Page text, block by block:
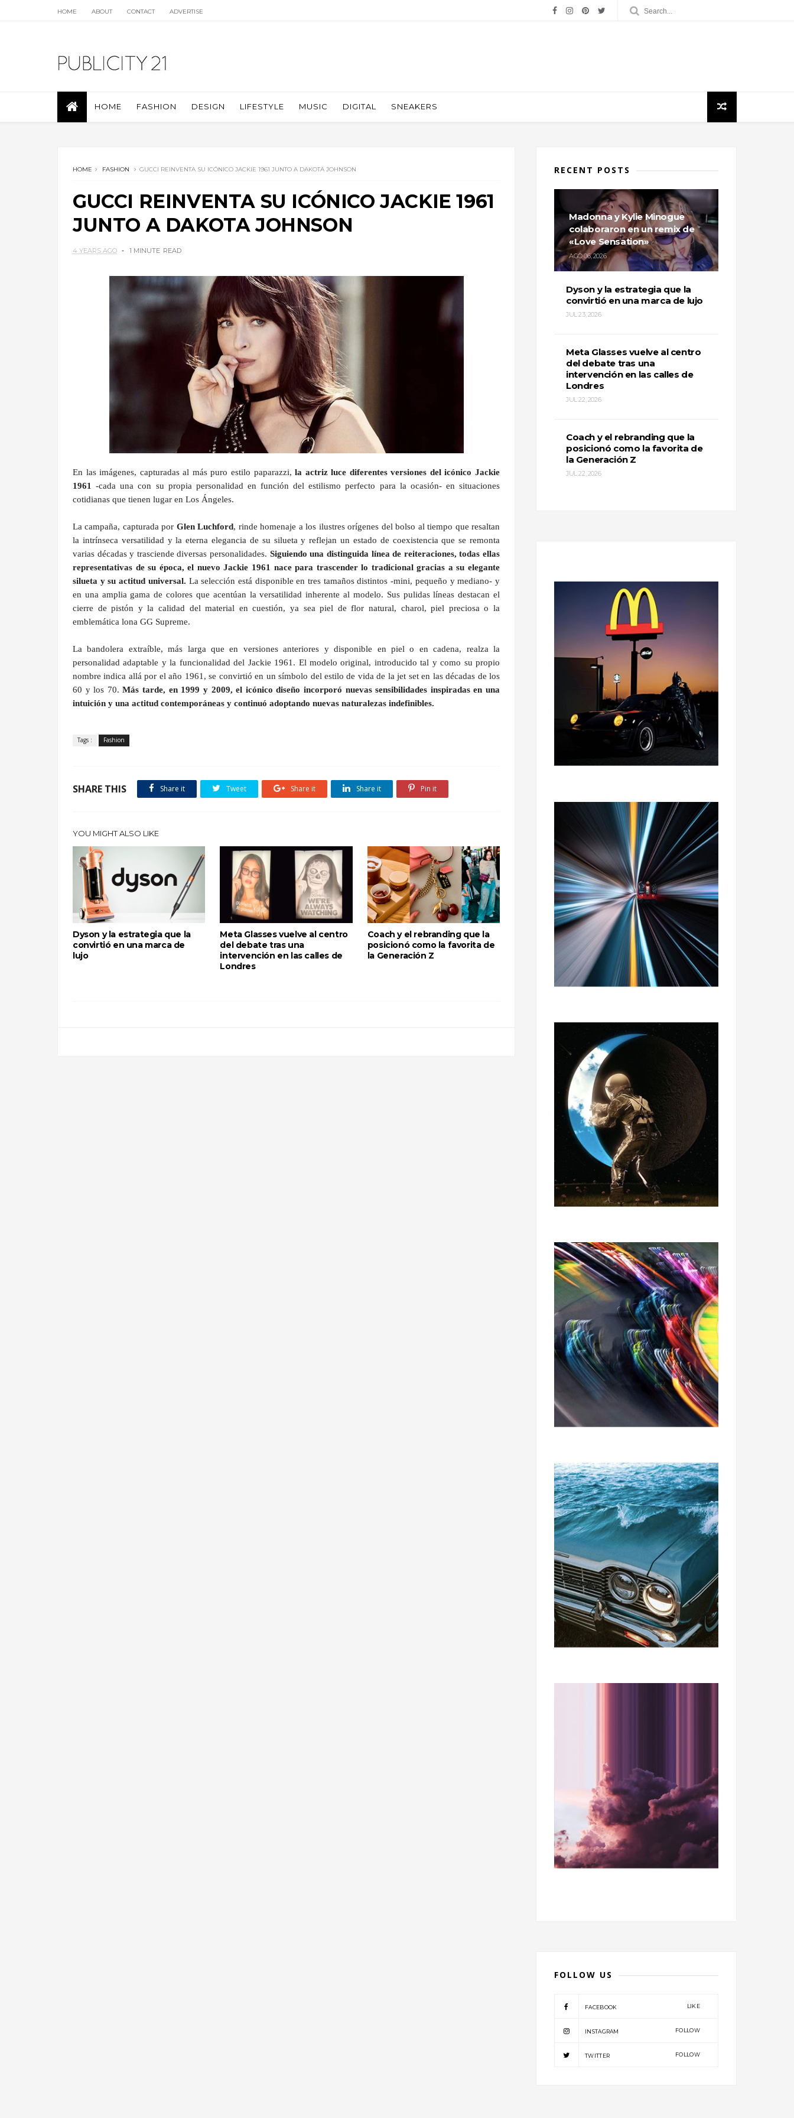
HOME ABOUT CONTACT ADVERTISE
HOME FASHION DESIGN LIFESTYLE MUSIC DIGITAL SNEAKERS
HOME FASHION GUCCI REINVENTA SU ICÓNICO JACKIE 1961 JUNTO A DAKOTA JOHNSON
GUCCI REINVENTA SU ICÓNICO JACKIE 1961
JUNTO A DAKOTA JOHNSON
4 YEARS AGO 1 MINUTE READ
En las imágenes, capturadas al más puro estilo paparazzi,la actriz luce diferentes versiones del icónico Jackie
1961-cada una con su propia personalidad en función del estilismo perfecto para la ocasión- en situaciones
cotidianas que tienen lugar en Los Ángeles.
La campaña, capturada por Glen Luchford, rinde homenaje a los ilustres orígenes del bolso al tiempo que resaltan
la intrínseca versatilidad y la eterna elegancia de su silueta y reflejan un estado de coexistencia que se remonta
varias décadas y trasciende diversas personalidades. Siguiendo una distinguida línea de reiteraciones, todas ellas
representativas de su época, el nuevo Jackie 1961 nace para trascender lo tradicional gracias a su elegante
silueta y su actitud universal. La selección está disponible en tres tamaños distintos -mini, pequeño y mediano- y
en una amplia gama de colores que acentúan la versatilidad inherente al modelo. Sus pulidas líneas destacan el
cierre de pistón y la calidad del material en cuestión, ya sea piel de flor natural, charol, piel preciosa o la
emblemática lona GG Supreme.
La bandolera extraíble, más larga que en versiones anteriores y disponible en piel o en cadena, realza la
personalidad adaptable y la funcionalidad del Jackie 1961. El modelo original, introducido tal y como su propio
nombre indica allá por el año 1961, se convirtió en un símbolo del estilo de vida de la jet set en las décadas de los
60 y los 70.Más tarde, en 1999 y 2009, el icónico diseño incorporó nuevas sensibilidades inspiradas en una
intuición y una actitud contemporáneas y continuó adoptando nuevas naturalezas indefinibles.
Tags : Fashion
SHARE THIS Share it Tweet Share it Share it Pin it
YOU MIGHT ALSO LIKE
Dyson y la estrategia que la
convirtió en una marca de
lujo
Meta Glasses vuelve al centro
del debate tras una
intervención en las calles de
Londres
Coach y el rebranding que la
posicionó como la favorita de
la Generación Z
RECENT POSTS
Madonna y Kylie Minogue
colaboraron en un remix de
«Love Sensation»
AGO 06, 2026
Dyson y la estrategia que la
convirtió en una marca de lujo
JUL 23, 2026
Meta Glasses vuelve al centro
del debate tras una
intervención en las calles de
Londres
JUL 22, 2026
Coach y el rebranding que la
posicionó como la favorita de
la Generación Z
JUL 22, 2026
FOLLOW US
FACEBOOK LIKE
INSTAGRAM FOLLOW
TWITTER FOLLOW